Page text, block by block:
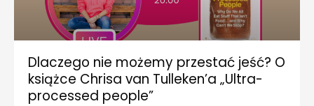
Dlaczego nie możemy przestać jeść? O
książce Chrisa van Tulleken’a „Ultra-
processed people”